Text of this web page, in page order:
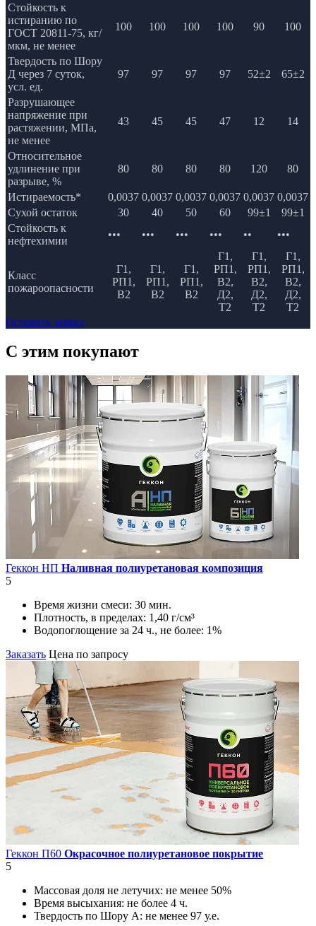
Стойкость к
истиранию по
ГОСТ 20811-75, кг/
мкм, не менее
100 100 100 100 90 100
Твердость по Шору
Д через 7 суток,
усл. ед.
97 97 97 97 52±2 65±2
Разрушающее
напряжение при
растяжении, МПа,
не менее
43 45 45 47 12 14
Относительное
удлинение при
разрыве, %
80 80 80 80 120 80
Истираемость* 0,0037 0,0037 0,0037 0,0037 0,0037 0,0037
Сухой остаток
30 40 50 60 99±1
99±1
Стойкость к
нефтехимии
••• ••• ••• ••• •• •••
Класс
пожароопасности
Г1,
РП1,
В2
Г1,
РП1,
В2
Г1,
РП1,
В2
Г1,
РП1,
В2,
Д2,
Т2
Г1,
РП1,
В2,
Д2,
Т2
Г1,
РП1,
В2,
Д2,
Т2
Оставить заявку
C этим покупают
Геккон НП Наливная полиуретановая композиция
5
Время жизни смеси: 30 мин.
Плотность, в пределах: 1,40 г/см³
Водопоглощение за 24 ч., не более: 1%
Заказать Цена по запросу
Геккон П60 Окрасочное полиуретановое покрытие
5
Массовая доля не летучих: не менее 50%
Время высыхания: не более 4 ч.
Твердость по Шору А: не менее 97 у.е.